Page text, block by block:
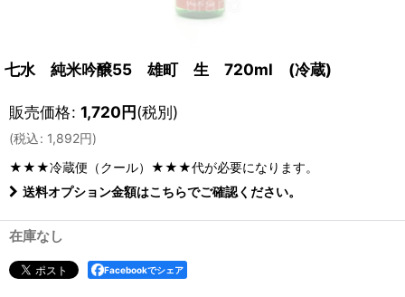
七水 純米吟醸55 雄町 生 720ml (冷蔵)
販売価格: 1,720円(税別)
(税込: 1,892円)
★★★冷蔵便（クール）★★★代が必要になります。
送料オプション金額はこちらでご確認ください。
在庫なし
Facebookでシェア